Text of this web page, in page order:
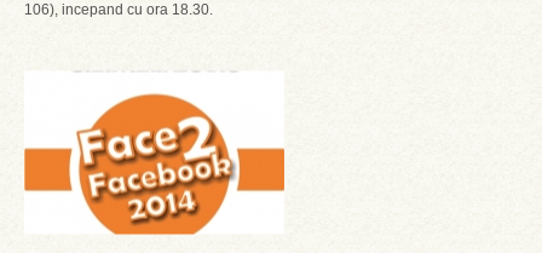
106), incepand cu ora 18.30.